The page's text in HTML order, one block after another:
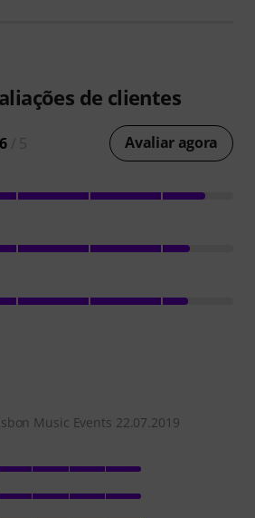
de clientes
Avaliar agora
Music Events 22.07.2019